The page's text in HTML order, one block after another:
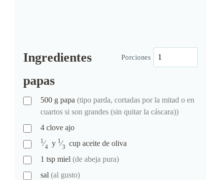
Ingredientes Porciones
papas
500 g papa (tipo parda, cortadas por la mitad o en
cuartos si son grandes (sin quitar la cáscara))
4 clove ajo
1⁄4 y 1⁄3 cup aceite de oliva
1 tsp miel (de abeja pura)
sal (al gusto)